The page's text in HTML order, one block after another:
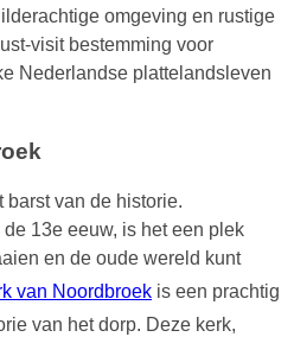
omgeving en rustige
visit bestemming voor
Nederlandse plattelandsleven
barst van de historie.
13e eeuw, is het een plek
en de oude wereld kunt
van Noordbroek is een prachtig
van het dorp. Deze kerk,